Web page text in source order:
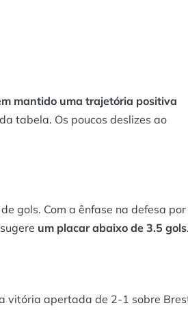
mantido uma trajetória positiva
tabela. Os poucos deslizes ao
gols. Com a ênfase na defesa por
um placar abaixo de 3.5 gols
vitória apertada de 2-1 sobre